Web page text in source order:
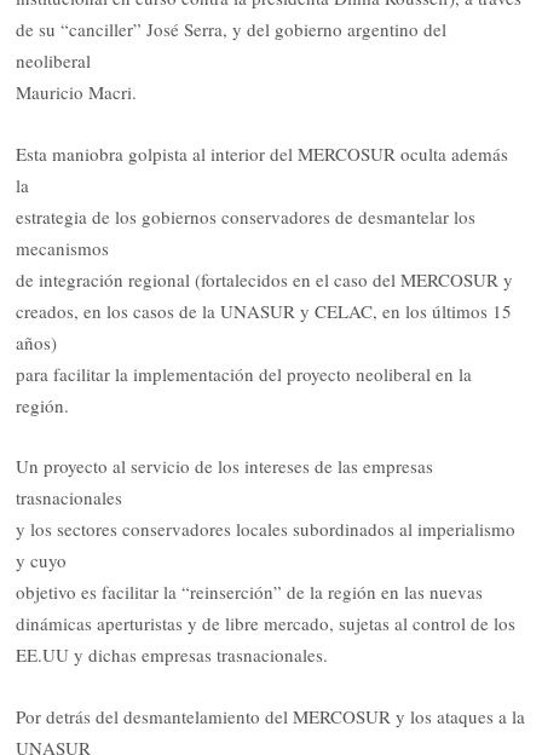
de su “canciller” José Serra, y del gobierno argentino del
neoliberal
Mauricio Macri.
Esta maniobra golpista al interior del MERCOSUR oculta además
la
estrategia de los gobiernos conservadores de desmantelar los
mecanismos
de integración regional (fortalecidos en el caso del MERCOSUR y
creados, en los casos de la UNASUR y CELAC, en los últimos 15
años)
para facilitar la implementación del proyecto neoliberal en la
región.
Un proyecto al servicio de los intereses de las empresas
trasnacionales
y los sectores conservadores locales subordinados al imperialismo
y cuyo
objetivo es facilitar la “reinserción” de la región en las nuevas
dinámicas aperturistas y de libre mercado, sujetas al control de los
EE.UU y dichas empresas trasnacionales.
Por detrás del desmantelamiento del MERCOSUR y los ataques a la
UNASUR